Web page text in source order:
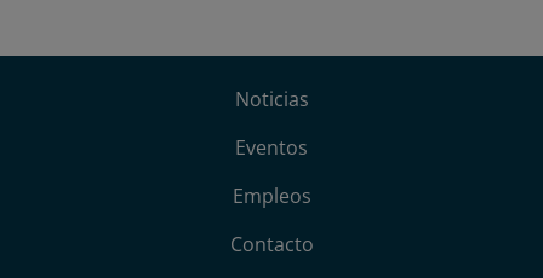
Noticias
Eventos
Empleos
Contacto